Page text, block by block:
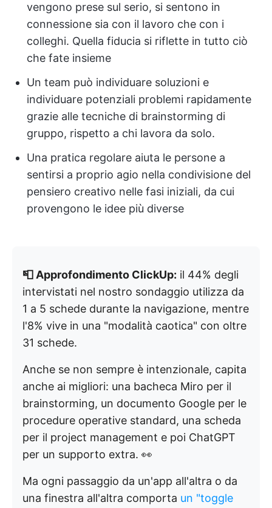
vengono prese sul serio, si sentono in
connessione sia con il lavoro che con i
colleghi. Quella fiducia si riflette in tutto ciò
che fate insieme
Un team può individuare soluzioni e
individuare potenziali problemi rapidamente
grazie alle tecniche di brainstorming di
gruppo, rispetto a chi lavora da solo.
Una pratica regolare aiuta le persone a
sentirsi a proprio agio nella condivisione del
pensiero creativo nelle fasi iniziali, da cui
provengono le idee più diverse
📮 Approfondimento ClickUp: il 44% degli
intervistati nel nostro sondaggio utilizza da
1 a 5 schede durante la navigazione, mentre
l'8% vive in una "modalità caotica" con oltre
31 schede.
Anche se non sempre è intenzionale, capita
anche ai migliori: una bacheca Miro per il
brainstorming, un documento Google per le
procedure operative standard, una scheda
per il project management e poi ChatGPT
per un supporto extra. 👀
Ma ogni passaggio da un'app all'altra o da
una finestra all'altra comporta un "toggle